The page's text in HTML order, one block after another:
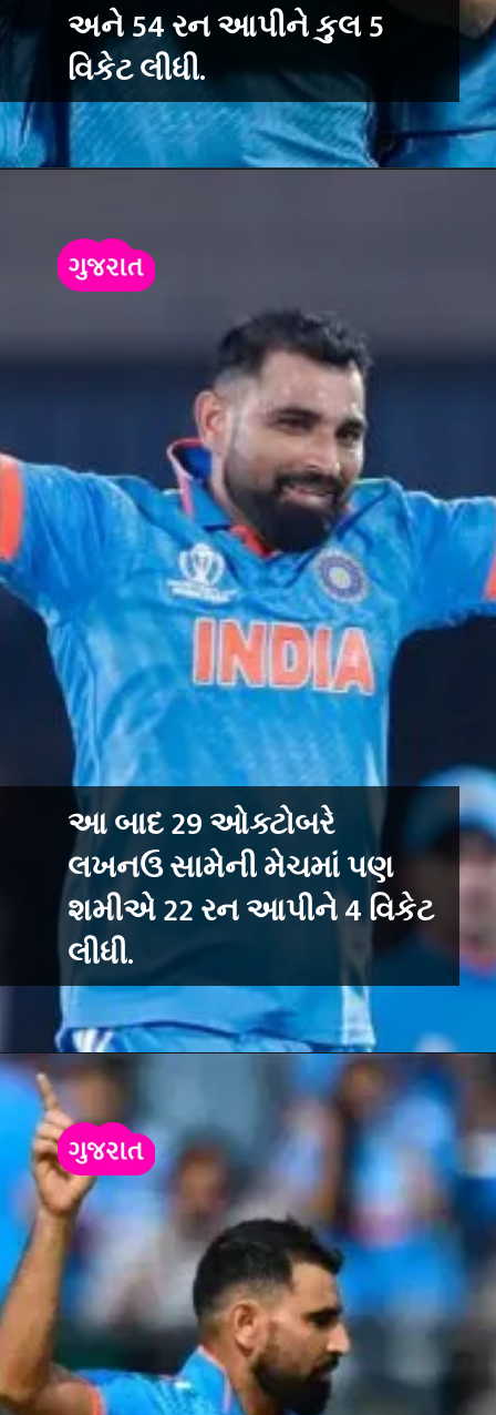
અને 54 રન આપીને કુલ 5
વિકેટ લીધી.
આ બાદ 29 ઓક્ટોબરે
લખનઉ સામેની મેચમાં પણ
શમીએ 22 રન આપીને 4 વિકેટ
લીધી.